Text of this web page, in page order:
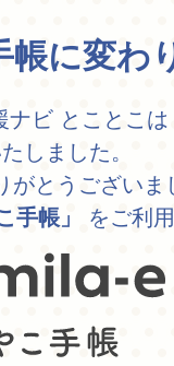
に変わ
ナビ とことこは
しました。
がとうございま
手帳」 をご利